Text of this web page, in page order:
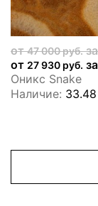
от47 000 руб.
от 27 930 руб.
Оникс Snake
Наличие: